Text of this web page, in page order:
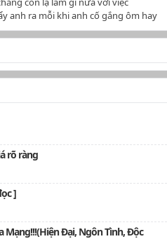
anh ra mỗi khi anh cố gắng ôm hay
người cậu. Anh không vô tâm đến
cách Jeongguk cố thoát ra khỏi
Đó không phải là một điều gì mới lạ
cậu gạt đi sự chủ động từ anh. Sẽ
nói rằng anh không đau. -> Author:
translation has been authorized
links in the intro, please check it
rõ ràng
]
Mạng!!!(Hiện Đại, Ngôn Tình, Độc